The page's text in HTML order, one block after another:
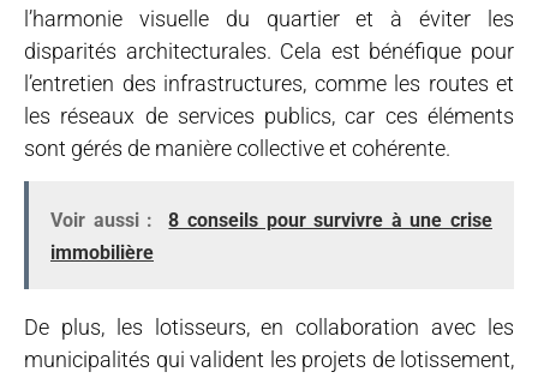
l’harmonie visuelle du quartier et à éviter les
disparités architecturales. Cela est bénéfique pour
l’entretien des infrastructures, comme les routes et
les réseaux de services publics, car ces éléments
sont gérés de manière collective et cohérente.
Voir aussi :
8 conseils pour survivre à une crise
immobilière
De plus, les lotisseurs, en collaboration avec les
municipalités qui valident les projets de lotissement,